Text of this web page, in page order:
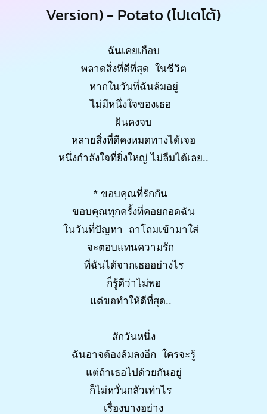
Version) - Potato (โปเตโต้)
ฉันเคยเกือบ
พลาดสิ่งที่ดีที่สุด ในชีวิต
หากในวันที่ฉันล้มอยู่
ไม่มีหนึ่งใจของเธอ
ฝันคงจบ
หลายสิ่งที่ดีคงหมดทางได้เจอ
หนึ่งกำลังใจที่ยิ่งใหญ่ ไม่ลืมได้เลย..
* ขอบคุณที่รักกัน
ขอบคุณทุกครั้งที่คอยกอดฉัน
ในวันที่ปัญหา ถาโถมเข้ามาใส่
จะตอบแทนความรัก
ที่ฉันได้จากเธออย่างไร
ก็รู้ดีว่าไม่พอ
แต่ขอทำให้ดีที่สุด..
สักวันหนึ่ง
ฉันอาจต้องล้มลงอีก ใครจะรู้
แต่ถ้าเธอไปด้วยกันอยู่
ก็ไม่หวั่นกลัวเท่าไร
เรื่องบางอย่าง